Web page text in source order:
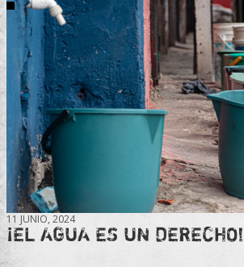
11 JUNIO, 2024
¡EL AGUA ES UN DERECHO!